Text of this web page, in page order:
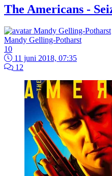
The Americans -
Mandy Gelling-Potharst
10
11 juni 2018, 07:35
12